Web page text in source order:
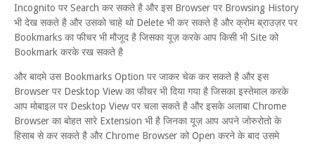
Incognito पर Search कर सकते है और इस Browser पर Browsing History
भी देख सकते है और उसको चाहे थो Delete भी कर सकते है और क्रोम ब्राउज़र पर
Bookmarks का फीचर भी मौजूद है जिसका यूज़ करके आप किसी भी Site को
Bookmark करके रख सकते है
और बादमे उस Bookmarks Option पर जाकर चेक कर सकते है और इस
Browser पर Desktop View का फीचर भी दिया गया है जिसका इस्तेमाल करके
आप मोबाइल पर Desktop View पर चला सकते है और इसके अलाबा Chrome
Browser का बोहत सारे Extension भी है जिनका यूज़ आप अपने जोरुरोतो के
हिसाब से कर सकते है और Chrome Browser को Open करने के बाद उसमे